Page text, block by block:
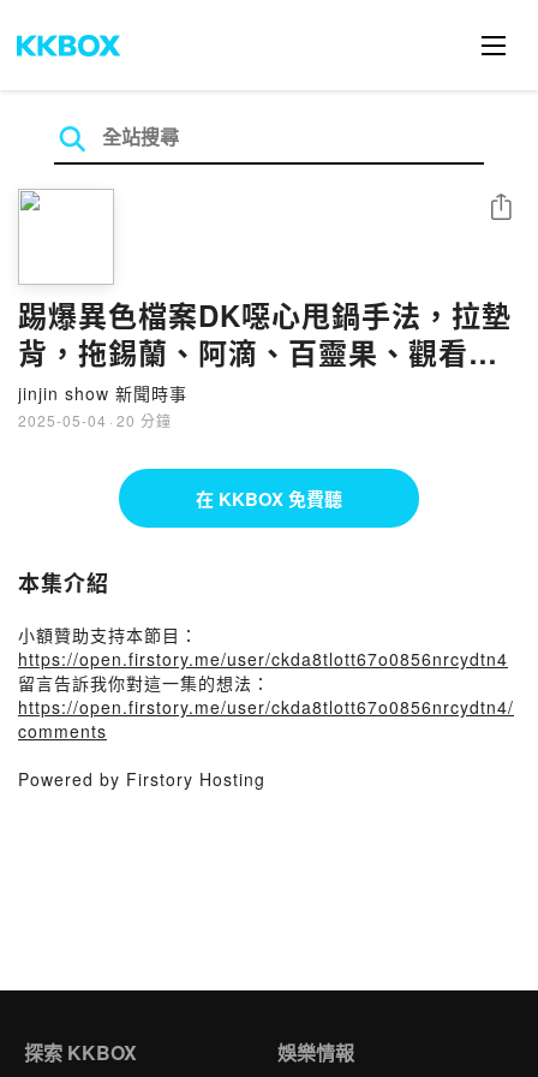
踢爆異色檔案DK噁心甩鍋手法，拉墊
背，拖錫蘭、阿滴、百靈果、觀看紀
錄，幫自己類背書，道貌岸然真的太
噁心了
jinjin show 新聞時事
2025-05-04 · 20 分鐘
分享
在 KKBOX 免費聽
本集介紹
小額贊助支持本節目：
https://open.firstory.me/user/ckda8tlott67o0856nrcydtn4
留言告訴我你對這一集的想法：
https://open.firstory.me/user/ckda8tlott67o0856nrcydtn4/
comments
Powered by Firstory Hosting
探索 KKBOX 娛樂情報